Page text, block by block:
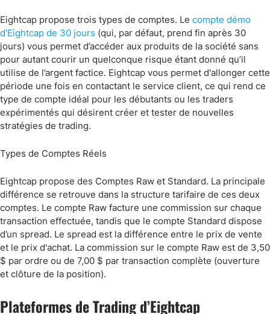
Eightcap propose trois types de comptes. Le compte démo
d’Eightcap de 30 jours (qui, par défaut, prend fin après 30
jours) vous permet d’accéder aux produits de la société sans
pour autant courir un quelconque risque étant donné qu’il
utilise de l’argent factice. Eightcap vous permet d'allonger cette
période une fois en contactant le service client, ce qui rend ce
type de compte idéal pour les débutants ou les traders
expérimentés qui désirent créer et tester de nouvelles
stratégies de trading.
Types de Comptes Réels
Eightcap propose des Comptes Raw et Standard. La principale
différence se retrouve dans la structure tarifaire de ces deux
comptes. Le compte Raw facture une commission sur chaque
transaction effectuée, tandis que le compte Standard dispose
d’un spread. Le spread est la différence entre le prix de vente
et le prix d'achat. La commission sur le compte Raw est de 3,50
$ par ordre ou de 7,00 $ par transaction complète (ouverture
et clôture de la position).
Plateformes de Trading d’Eightcap